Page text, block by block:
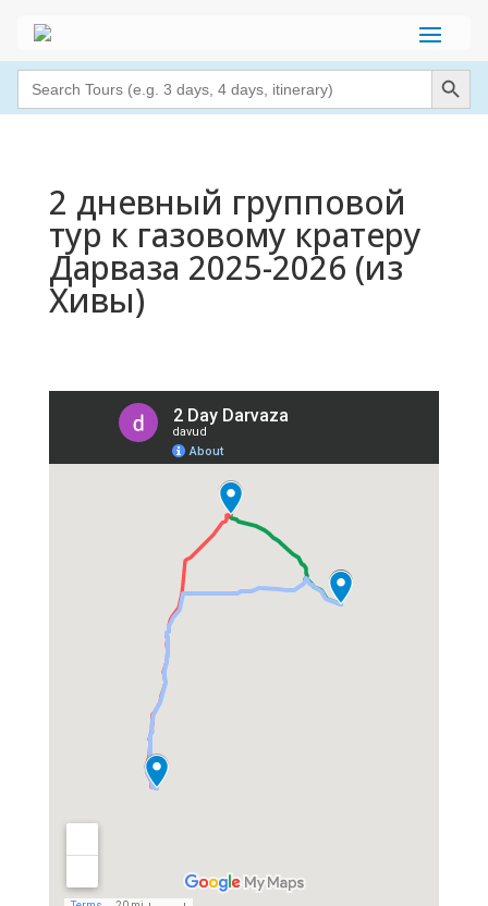
Search
for:
Search Button
2 дневный групповой
тур к газовому кратеру
Дарваза 2025-2026 (из
Хивы)